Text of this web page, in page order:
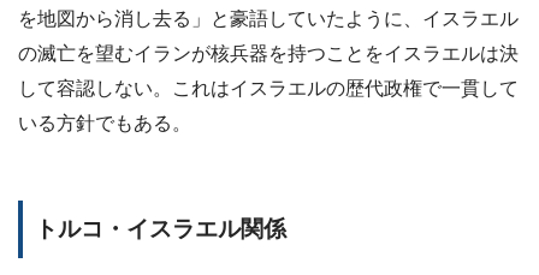
を地図から消し去る」と豪語していたように、イスラエル
の滅亡を望むイランが核兵器を持つことをイスラエルは決
して容認しない。これはイスラエルの歴代政権で一貫して
いる方針でもある。
トルコ・イスラエル関係